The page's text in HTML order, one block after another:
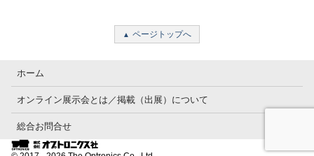
ページトップへ
ホーム
オンライン展示会とは／掲載（出展）について
総合お問合せ